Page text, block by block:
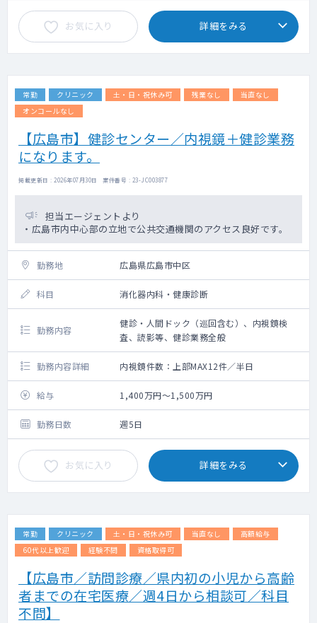
お気に入り 詳細をみる
常勤 クリニック 土・日・祝休み可 残業なし
当直なし
オンコールなし
【広島市】健診センター／内視鏡＋健診業務
になります。
掲載更新日 : 2026年07月30日 案件番号 : 23-JC003877
担当エージェントより
・広島市内中心部の立地で公共交通機関のアクセス良好です。
勤務地 広島県広島市中区
科目 消化器内科・健康診断
勤務内容
健診・人間ドック（巡回含む）、内視鏡検
査、読影等、健診業務全般
勤務内容詳細 内視鏡件数：上部MAX12件／半日
給与 1,400万円～1,500万円
勤務日数 週5日
お気に入り 詳細をみる
常勤 クリニック 土・日・祝休み可 当直なし
高額給与
60代以上歓迎
経験不問 資格取得可
【広島市／訪問診療／県内初の小児から高齢
者までの在宅医療／週4日から相談可／科目
不問】